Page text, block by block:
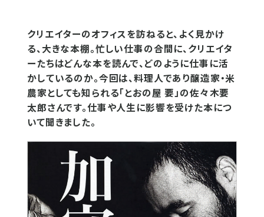
クリエイターのオフィスを訪ねると、よく見かけ
る、大きな本棚。忙しい仕事の合間に、クリエイタ
ーたちはどんな本を読んで、どのように仕事に活
かしているのか。今回は、料理人であり醸造家・米
農家としても知られる「とおの屋 要」の佐々木要
太郎さんです。仕事や人生に影響を受けた本につ
いて聞きました。